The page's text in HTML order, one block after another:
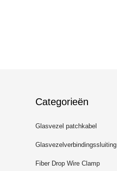
Categorieën
Glasvezel patchkabel
Glasvezelverbindingssluiting
Fiber Drop Wire Clamp